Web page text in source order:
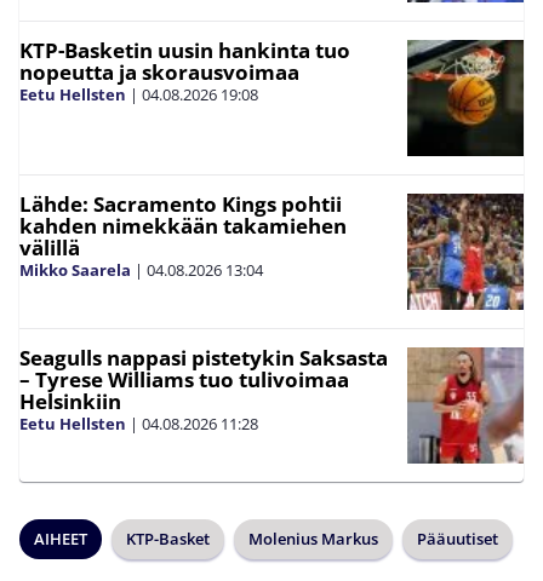
KTP-Basketin uusin hankinta tuo
nopeutta ja skorausvoimaa
Eetu Hellsten | 04.08.2026 19:08
Lähde: Sacramento Kings pohtii
kahden nimekkään takamiehen
välillä
Mikko Saarela | 04.08.2026 13:04
Seagulls nappasi pistetykin Saksasta
– Tyrese Williams tuo tulivoimaa
Helsinkiin
Eetu Hellsten | 04.08.2026 11:28
AIHEET KTP-Basket Molenius Markus Pääuutiset